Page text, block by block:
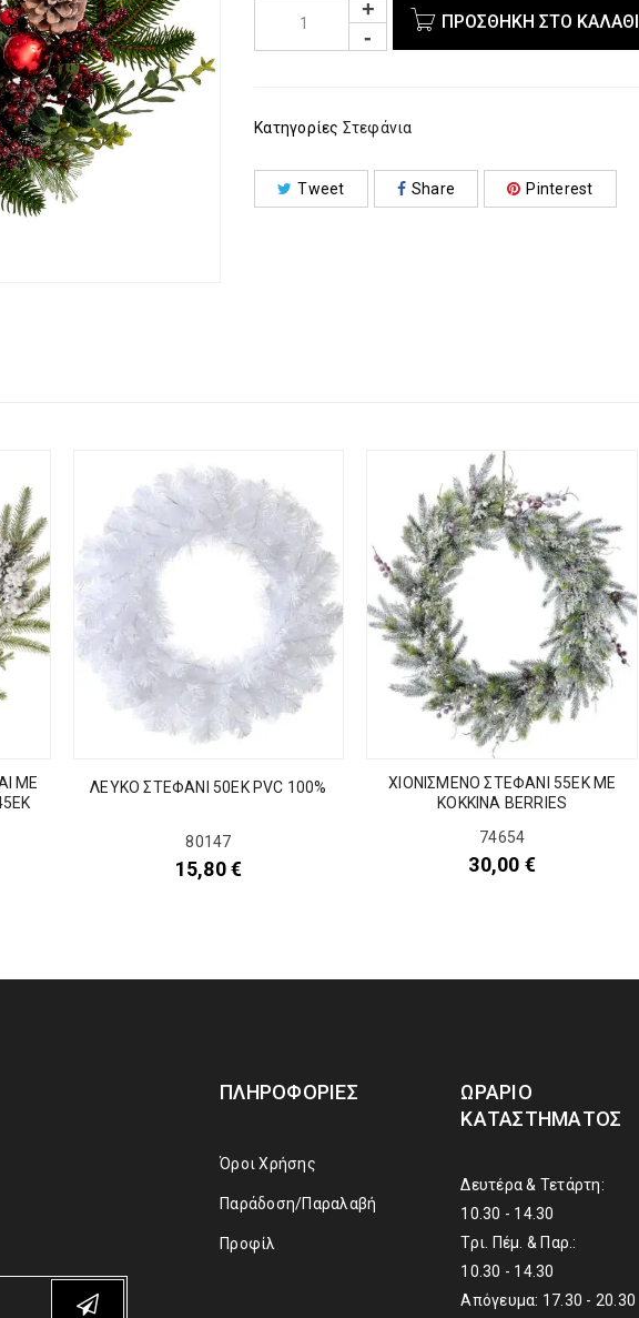
ΠΡΟΣΘΉΚΗ ΣΤΟ ΚΑΛΆΘΙ
Κατηγορίες Στεφάνια
Tweet Share Pinterest
ΜΕ
ΛΕΥΚΟ ΣΤΕΦΑΝΙ 50ΕΚ PVC 100%
80147
15,80€
ΧΙΟΝΙΣΜΕΝΟ ΣΤΕΦΑΝΙ 55ΕΚ ΜΕ
ΚΟΚΚΙΝΑ BERRIES
74654
30,00 €
ΠΛΗΡΟΦΟΡΊΕΣ
Όροι Χρήσης
Παράδοση/Παραλαβή
Προφίλ
ΩΡΆΡΙΟ
ΚΑΤΑΣΤΉΜΑΤΟΣ
Δευτέρα & Τετάρτη:
10.30 - 14.30
Τρι. Πέμ. & Παρ.:
10.30 - 14.30
Απόγευμα: 17.30 - 20.30